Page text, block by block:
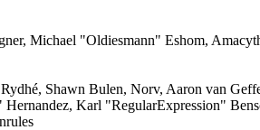
Michael "Oldiesmann" Eshom,
Shawn Bulen, Norv, Aaron van
Karl "RegularExpression"